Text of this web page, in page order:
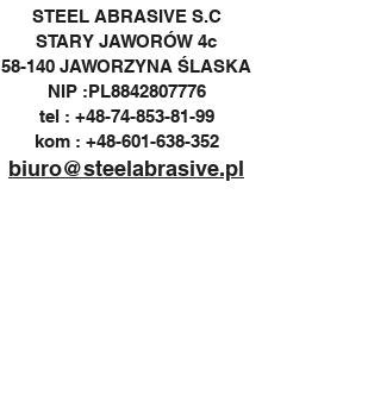
STEEL ABRASIVE S.C
STARY JAWORÓW 4c
58-140 JAWORZYNA ŚLASKA
NIP :PL8842807776
tel : +48-74-853-81-99
kom : +48-601-638-352
biuro@steelabrasive.pl